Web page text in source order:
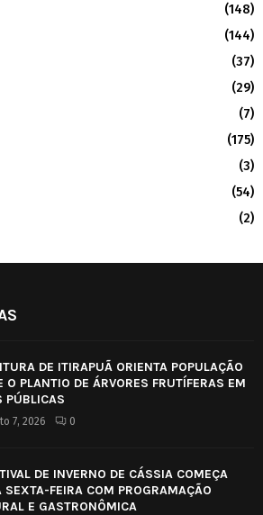
(148)
(144)
(37)
(29)
(7)
(175)
(3)
(54)
(2)
DE ITIRAPUÃ ORIENTA POPULAÇÃO
O PLANTIO DE ÁRVORES FRUTÍFERAS EM
PÚBLICAS
7, 2026 0
DE INVERNO DE CÁSSIA COMEÇA
SEXTA-FEIRA COM PROGRAMAÇÃO
E GASTRONÔMICA